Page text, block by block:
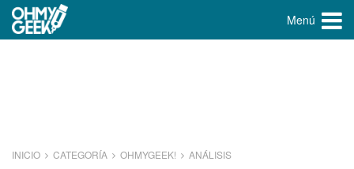
Menú
INICIO CATEGORÍA OHMYGEEK! ANÁLISIS